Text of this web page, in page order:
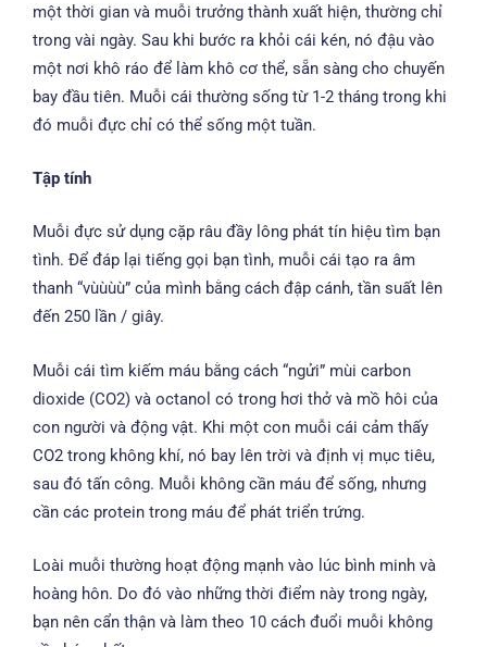
một thời gian và muỗi trưởng thành xuất hiện, thường chỉ
trong vài ngày. Sau khi bước ra khỏi cái kén, nó đậu vào
một nơi khô ráo để làm khô cơ thể, sẵn sàng cho chuyến
bay đầu tiên. Muỗi cái thường sống từ 1-2 tháng trong khi
đó muỗi đực chỉ có thể sống một tuần.
Tập tính
Muỗi đực sử dụng cặp râu đầy lông phát tín hiệu tìm bạn
tình. Để đáp lại tiếng gọi bạn tình, muỗi cái tạo ra âm
thanh “vùùùù” của mình bằng cách đập cánh, tần suất lên
đến 250 lần / giây.
Muỗi cái tìm kiếm máu bằng cách “ngửi” mùi carbon
dioxide (CO2) và octanol có trong hơi thở và mồ hôi của
con người và động vật. Khi một con muỗi cái cảm thấy
CO2 trong không khí, nó bay lên trời và định vị mục tiêu,
sau đó tấn công. Muỗi không cần máu để sống, nhưng
cần các protein trong máu để phát triển trứng.
Loài muỗi thường hoạt động mạnh vào lúc bình minh và
hoàng hôn. Do đó vào những thời điểm này trong ngày,
bạn nên cẩn thận và làm theo 10 cách đuổi muỗi không